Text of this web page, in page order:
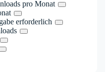
pro Monat
erforderlich